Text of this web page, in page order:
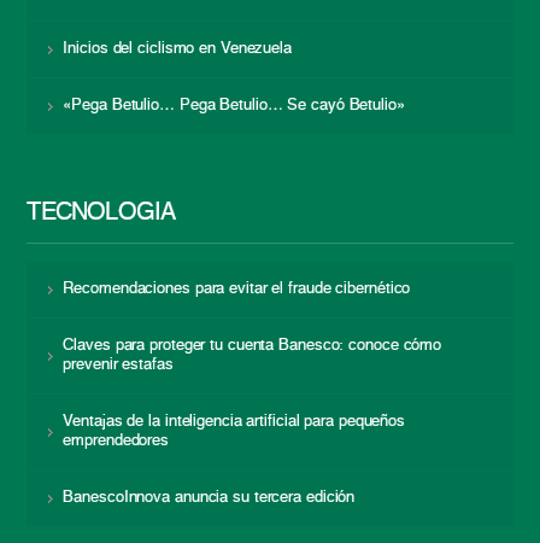
Inicios del ciclismo en Venezuela
«Pega Betulio… Pega Betulio… Se cayó Betulio»
TECNOLOGÍA
Recomendaciones para evitar el fraude cibernético
Claves para proteger tu cuenta Banesco: conoce cómo
prevenir estafas
Ventajas de la inteligencia artificial para pequeños
emprendedores
BanescoInnova anuncia su tercera edición